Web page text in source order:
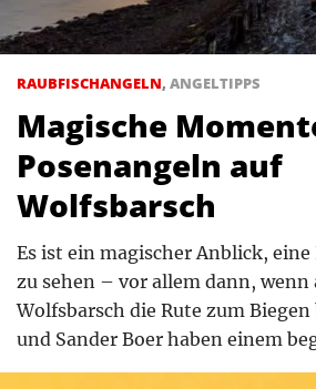
RAUBFISCHANGELN, ANGELTIPPS
Magische
Posenangeln auf
Wolfsbarsch
Es ist ein magischer Anblick, eine
zu sehen – vor allem dann, wenn
Wolfsbarsch die Rute zum
und Sander Boer haben einem